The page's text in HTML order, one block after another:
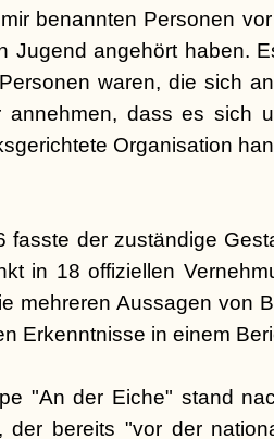
benannten Personen
Jugend angehört haben.
waren, die sich
dass es sich
Organisation
fasste der zuständige
in 18 offiziellen
mehreren Aussagen von
Erkenntnisse in einem
"An der Eiche" stand
der bereits "vor der